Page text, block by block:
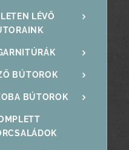
LÉVŐ
BÚTOROK
BÚTOROK